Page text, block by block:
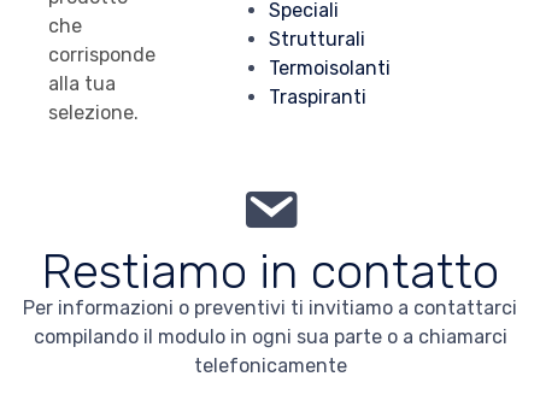
Speciali
Strutturali
Termoisolanti
Traspiranti
che
corrisponde
alla tua
selezione.
Restiamo in contatto
Per informazioni o preventivi ti invitiamo a contattarci
compilando il modulo in ogni sua parte o a chiamarci
telefonicamente